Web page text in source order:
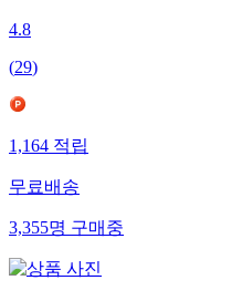
4.8
(29)
1,164적립
무료배송
3,355명구매중